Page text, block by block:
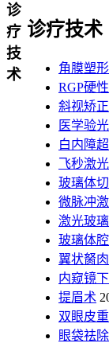
诊疗技术
角膜塑
RGP硬
斜视矫
医学验
白内障
飞秒激
玻璃体
微脉冲
激光玻
玻璃体
翼状胬
内窥镜
提眉术
双眼皮
眼袋祛
诊
疗
技
术